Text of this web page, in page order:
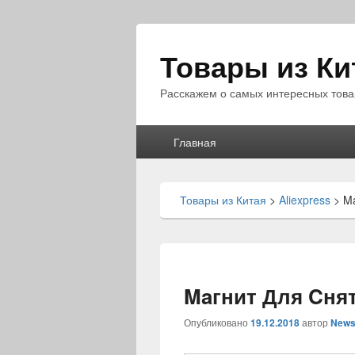
Товары из
Расскажем о самых интересных
Главная
Товары из Китая > Aliexpress >
Maгнит Для
Опубликовано 19.12.2018автор